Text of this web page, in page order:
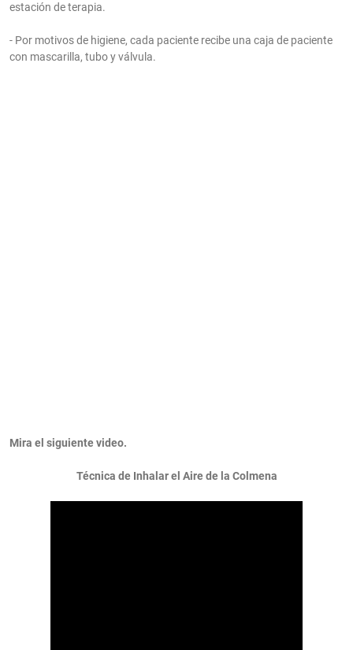
estación de terapia.
- Por motivos de higiene, cada paciente recibe una caja de paciente
con mascarilla, tubo y válvula.
Mira el siguiente video.
Técnica de Inhalar el Aire de la Colmena